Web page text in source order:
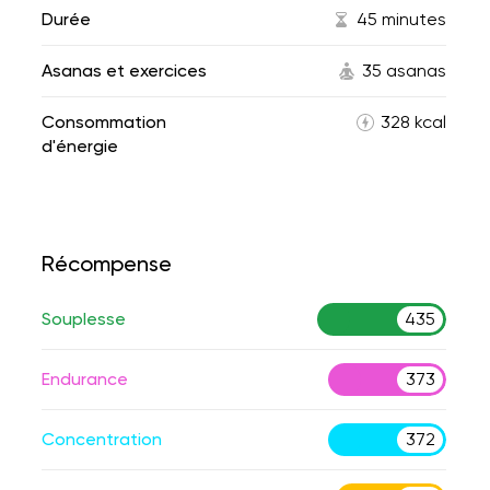
Durée 45 minutes
Asanas et exercices 35 asanas
Consommation
d'énergie
328 kcal
Récompense
Souplesse 435
Endurance 373
Concentration 372